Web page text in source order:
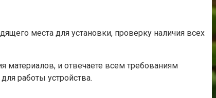
места для установки, проверку наличия всех
материалов, и отвечаете всем требованиям
работы устройства.